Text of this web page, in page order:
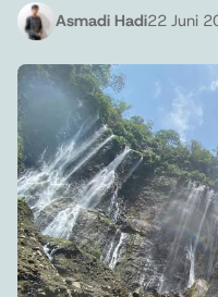
Asmadi Hadi22 Juni